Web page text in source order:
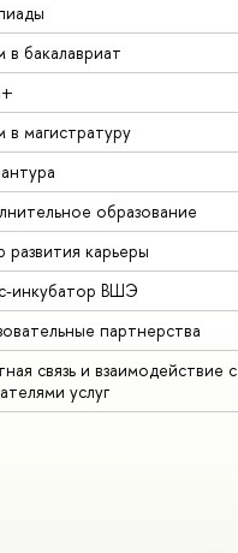
в бакалавриат
в магистратуру
образование
развития карьеры
инкубатор ВШЭ
партнерства
связь и взаимодействие с
услуг